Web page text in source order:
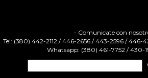
- Comunicate con
Tel: (380) 442-2112 / 446-2656 / 443-2596 / 446-
Whatsapp: (380) 461-7752 / 430-